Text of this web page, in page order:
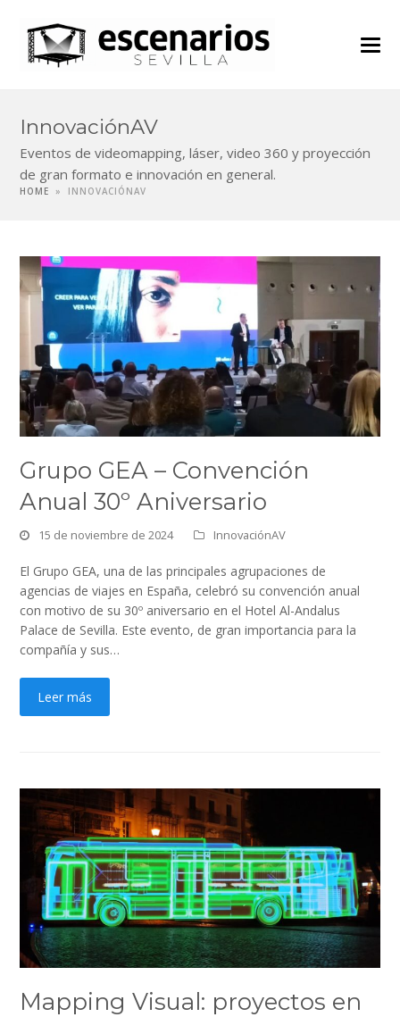
InnovaciónAV
Eventos de videomapping, láser, video 360 y proyección
de gran formato e innovación en general.
HOME » INNOVACIÓNAV
Grupo GEA – Convención
Anual 30º Aniversario
15 de noviembre de 2024 InnovaciónAV
El Grupo GEA, una de las principales agrupaciones de
agencias de viajes en España, celebró su convención anual
con motivo de su 30º aniversario en el Hotel Al-Andalus
Palace de Sevilla. Este evento, de gran importancia para la
compañía y sus…
Leer más
Mapping Visual: proyectos en